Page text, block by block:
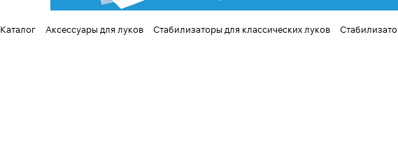
Каталог Аксессуары для луков Стабилизаторы для классических луков